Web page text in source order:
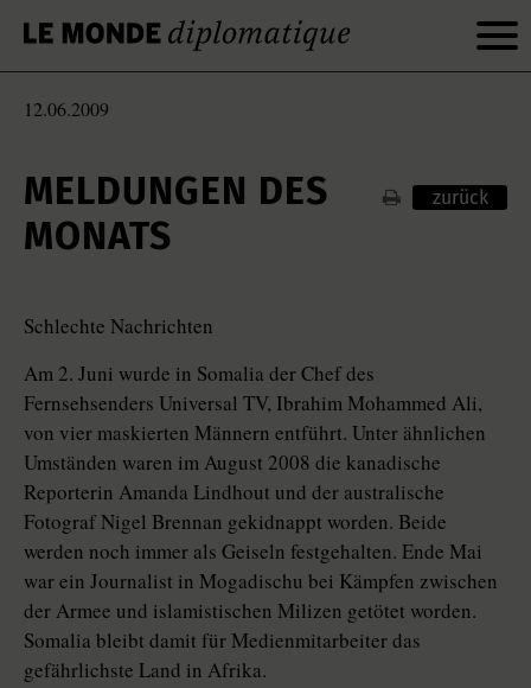
12.06.2009
MELDUNGEN DES
MONATS
zurück
Schlechte Nachrichten
Am 2. Juni wurde in Somalia der Chef des
Fernsehsenders Universal TV, Ibrahim Mohammed Ali,
von vier maskierten Männern entführt. Unter ähnlichen
Umständen waren im August 2008 die kanadische
Reporterin Amanda Lindhout und der australische
Fotograf Nigel Brennan gekidnappt worden. Beide
werden noch immer als Geiseln festgehalten. Ende Mai
war ein Journalist in Mogadischu bei Kämpfen zwischen
der Armee und islamistischen Milizen getötet worden.
Somalia bleibt damit für Medienmitarbeiter das
gefährlichste Land in Afrika.